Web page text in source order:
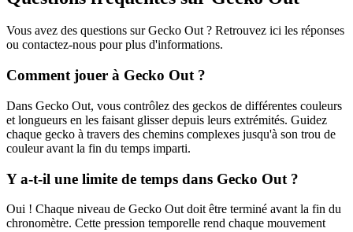
Vous avez des questions sur Gecko Out ? Retrouvez ici les réponses
ou contactez-nous pour plus d'informations.
Comment jouer à Gecko Out ?
Dans Gecko Out, vous contrôlez des geckos de différentes couleurs
et longueurs en les faisant glisser depuis leurs extrémités. Guidez
chaque gecko à travers des chemins complexes jusqu'à son trou de
couleur avant la fin du temps imparti.
Y a-t-il une limite de temps dans Gecko Out ?
Oui ! Chaque niveau de Gecko Out doit être terminé avant la fin du
chronomètre. Cette pression temporelle rend chaque mouvement